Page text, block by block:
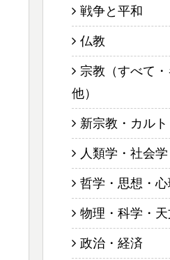
戦争と平和
仏教
宗教（すべて
他）
新宗教・カルト
人類学・社会
哲学・思想・
物理・科学・
政治・経済